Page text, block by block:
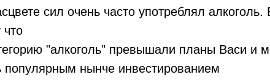
сил очень часто употреблял алкоголь.
что
"алкоголь" превышали планы Васи и
популярным нынче инвестированием